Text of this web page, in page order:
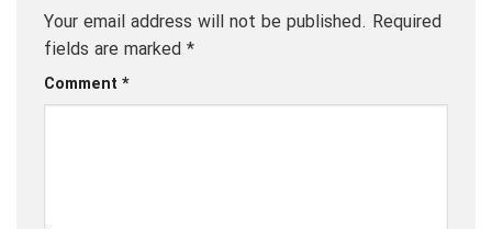
Your email address will not be published. Required
fields are marked *
Comment *